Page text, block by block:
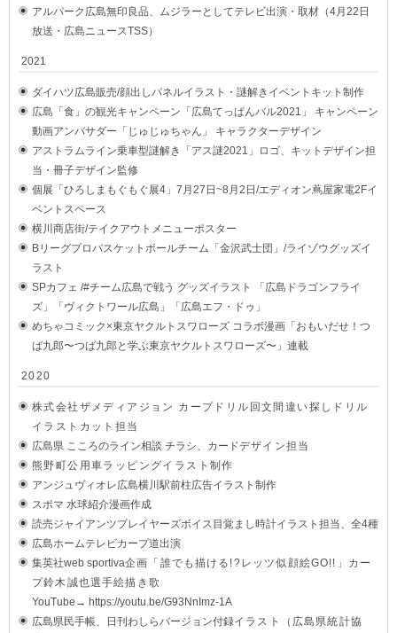
アルパーク広島無印良品、ムジラーとしてテレビ出演・取材（4月22日
放送・広島ニュースTSS）
2021
ダイハツ広島販売/顔出しパネルイラスト・謎解きイベントキット制作
広島「食」の観光キャンペーン「広島てっぱんバル2021」 キャンペーン
動画アンバサダー「じゅじゅちゃん」 キャラクターデザイン
アストラムライン乗車型謎解き「アス謎2021」ロゴ、キットデザイン担
当・冊子デザイン監修
個展「ひろしまもぐもぐ展4」7月27日~8月2日/エディオン蔦屋家電2Fイ
ベントスペース
横川商店街/テイクアウトメニューポスター
Bリーグプロバスケットボールチーム「金沢武士団」/ライゾウグッズイ
ラスト
SPカフェ /#チーム広島で戦う グッズイラスト 「広島ドラゴンフライ
ズ」「ヴィクトワール広島」「広島エフ・ドゥ」
めちゃコミック×東京ヤクルトスワローズ コラボ漫画「おもいだせ！つ
ば九郎〜つば九郎と学ぶ東京ヤクルトスワローズ〜」連載
2020
株式会社ザメディアジョン カープドリル回文間違い探しドリル
イラストカット担当
広島県 こころのライン相談 チラシ、カードデザイン担当
熊野町公用車ラッピングイラスト制作
アンジュヴィオレ広島横川駅前柱広告イラスト制作
スポマ 水球紹介漫画作成
読売ジャイアンツプレイヤーズボイス目覚まし時計イラスト担当、全4種
広島ホームテレビカープ道出演
集英社web sportiva企画「誰でも描ける!?レッツ似顔絵GO!!」カー
プ鈴木誠也選手絵描き歌
YouTube→ https://youtu.be/G93NnImz-1A
広島県民手帳、日刊わしらバージョン付録イラスト（広島県統計協